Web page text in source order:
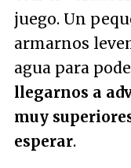
juego. Un
armarnos
agua para
llegarnos a
muy
esperar.